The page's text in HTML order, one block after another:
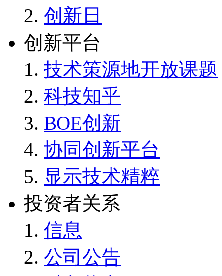
创新日
创新平台
技术策源地开放课题
科技知乎
BOE创新
协同创新平台
显示技术精粹
投资者关系
信息
公司公告